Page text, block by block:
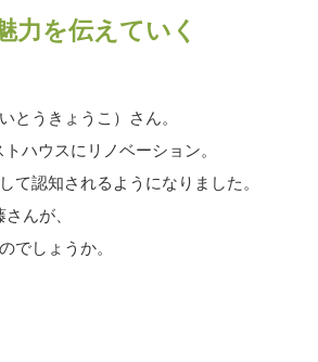
力を伝えていく
とうきょうこ）さん。
ハウスにリノベーション。
認知されるようになりました。
んが、
でしょうか。